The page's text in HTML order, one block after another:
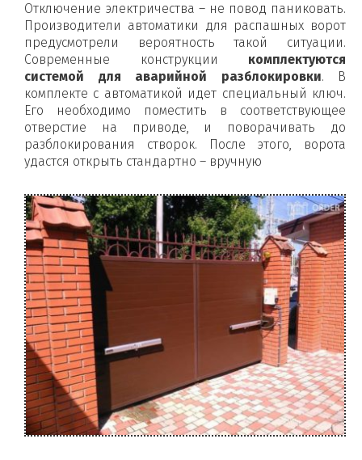
Отключение электричества – не повод паниковать.
Производители автоматики для распашных ворот
предусмотрели вероятность такой ситуации.
Современные конструкции комплектуются
системой для аварийной разблокировки. В
комплекте с автоматикой идет специальный ключ.
Его необходимо поместить в соответствующее
отверстие на приводе, и поворачивать до
разблокирования створок. После этого, ворота
удастся открыть стандартно – вручную